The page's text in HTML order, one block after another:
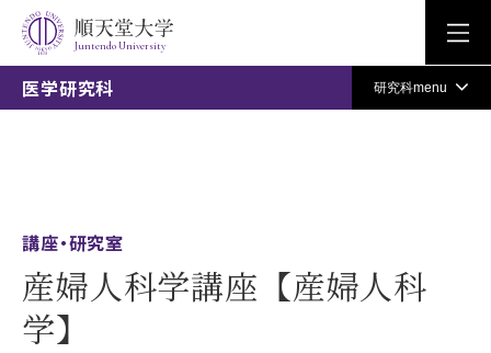
Juntendo University
医学研究科 研究科menu
講座・研究室
産婦人科学講座【産婦人科
学】